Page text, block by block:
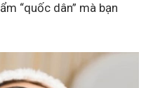
“quốc dân” mà bạn